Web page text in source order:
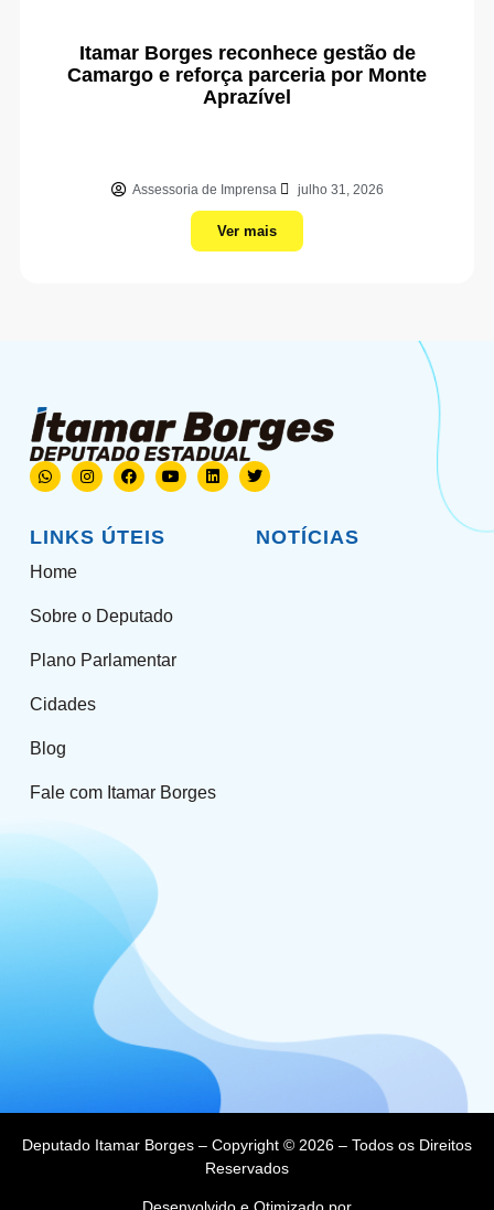
Itamar Borges reconhece gestão de
Camargo e reforça parceria por Monte
Aprazível
Assessoria de Imprensa julho 31, 2026
Ver mais
LINKS ÚTEIS
Home
Sobre o Deputado
Plano Parlamentar
Cidades
Blog
Fale com Itamar Borges
NOTÍCIAS
Deputado Itamar Borges – Copyright © 2026 – Todos os Direitos
Reservados